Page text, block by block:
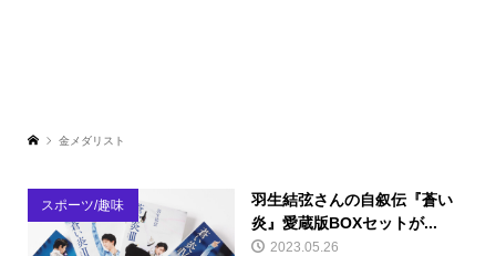
金メダリスト
スポーツ/趣味
羽生結弦さんの自叙伝『蒼い
炎』愛蔵版BOXセットが...
2023.05.26